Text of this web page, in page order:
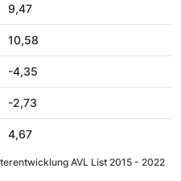
9,47
10,58
-4,35
-2,73
4,67
AVL List 2015 - 2022